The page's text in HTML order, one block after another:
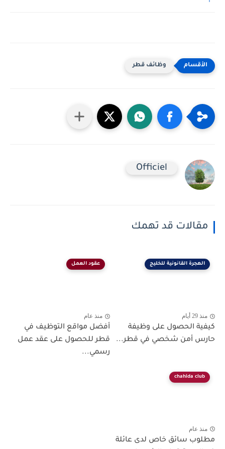
وظائف قطر
Officiel
مقالات قد تهمك
الهجرة القانونية للخليج
منذ 29 أيام
كيفية الحصول على وظيفة
حارس أمن شخصي في قطر...
عقود العمل
منذ عام
أفضل مواقع التوظيف في
قطر للحصول على عقد عمل
رسمي...
chahida club
منذ عام
مطلوب سائق خاص لدى عائلة